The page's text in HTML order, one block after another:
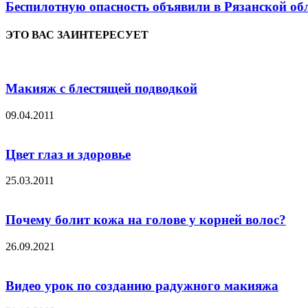
Беспилотную опасность объявили в Рязанской
ЭТО ВАС ЗАИНТЕРЕСУЕТ
Макияж с блестящей подводкой
09.04.2011
Цвет глаз и здоровье
25.03.2011
Почему болит кожа на голове у корней волос?
26.09.2021
Видео урок по созданию радужного макияжа